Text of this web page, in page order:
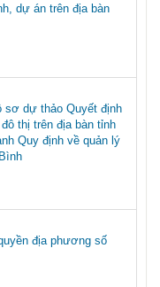
dự án trên địa bàn
sơ dự thảo Quyết định
thị trên địa bàn tỉnh
Quy định về quản lý
địa phương số